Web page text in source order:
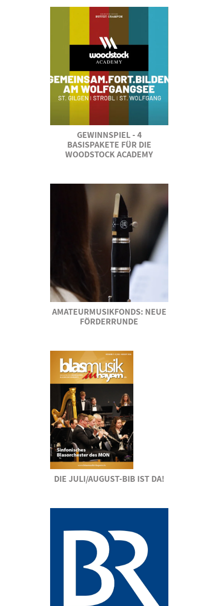
GEWINNSPIEL - 4
BASISPAKETE FÜR DIE
WOODSTOCK ACADEMY
AMATEURMUSIKFONDS: NEUE
FÖRDERRUNDE
DIE JULI/AUGUST-BIB IST DA!